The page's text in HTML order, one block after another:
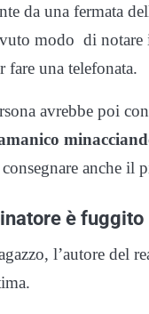
da una fermata
modo di
fare una telefonata.
avrebbe poi
anche il
è fuggito
l’autore del